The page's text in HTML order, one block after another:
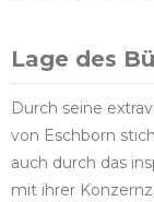
Lage des
Durch seine
von Eschborn
auch durch das
mit ihrer